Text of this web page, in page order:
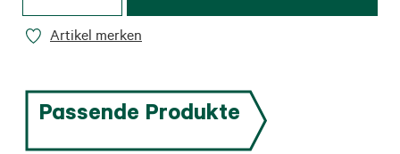
Artikel merken
Passende Produkte